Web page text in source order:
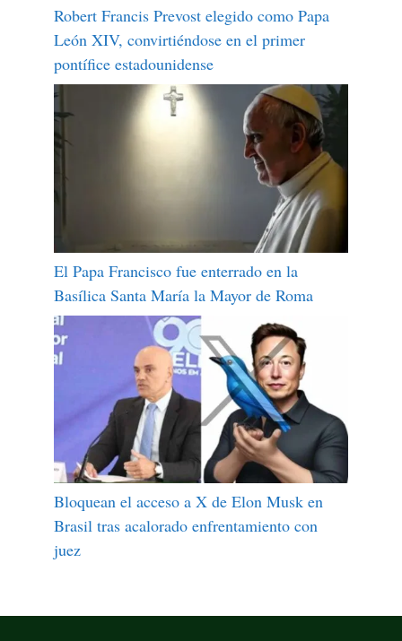
Robert Francis Prevost elegido como Papa
León XIV, convirtiéndose en el primer
pontífice estadounidense
El Papa Francisco fue enterrado en la
Basílica Santa María la Mayor de Roma
Bloquean el acceso a X de Elon Musk en
Brasil tras acalorado enfrentamiento con
juez